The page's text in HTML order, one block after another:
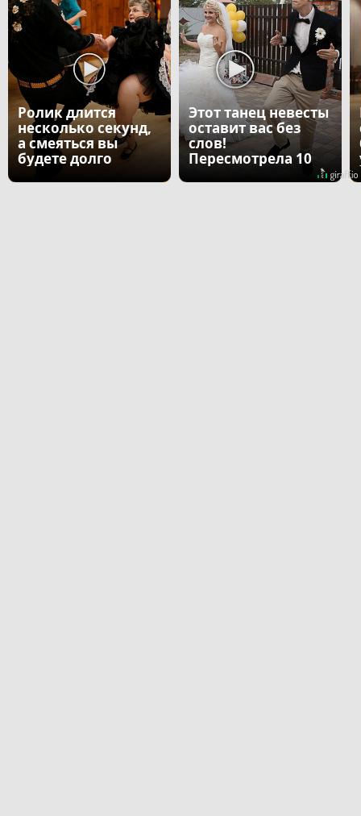
Ролик длится
несколько секунд,
а смеяться вы
будете долго
Этот танец невесты
оставит вас без
слов!
Пересмотрела 10